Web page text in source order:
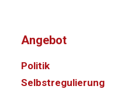
Angebot
Politik
Selbstregulierung